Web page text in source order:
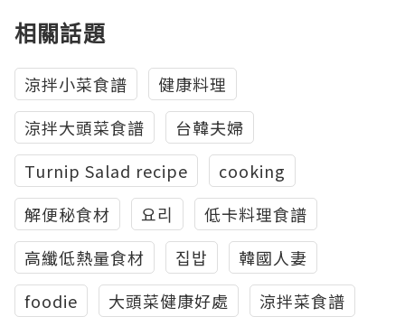
相關話題
涼拌小菜食譜
健康料理
涼拌大頭菜食譜
台韓夫婦
Turnip Salad recipe
cooking
解便秘食材
요리
低卡料理食譜
高纖低熱量食材
집밥
韓國人妻
foodie
大頭菜健康好處
涼拌菜食譜